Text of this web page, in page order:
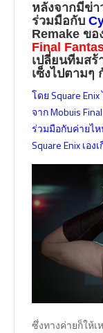
หลังจากมีข่
ร่วมมือกับ
Remake ขอ
Final
เปลี่ยนทีมสร้
เซ็งไปตามๆ
โดย Square
จาก Mobuis
ร่วมมือกับค่ายไ
Square Enix เอ
ซึ่งทางค่ายก็ให้เ